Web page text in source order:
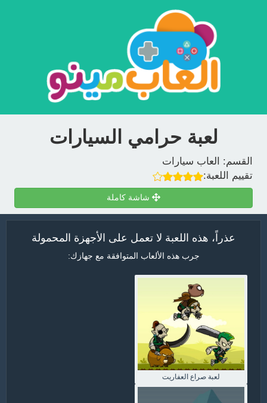
لعبة حرامي السيارات
القسم:
العاب سيارات
تقييم اللعبة:
شاشة كاملة
عذراً، هذه اللعبة لا تعمل على الأجهزة المحمولة
جرب هذه الألعاب المتوافقة مع جهازك:
لعبة صراع العفاريت